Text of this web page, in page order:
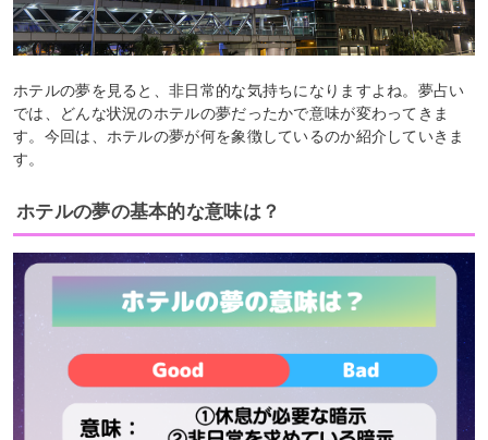
ホテルの夢を見ると、非日常的な気持ちになりますよね。夢占い
では、どんな状況のホテルの夢だったかで意味が変わってきま
す。今回は、ホテルの夢が何を象徴しているのか紹介していきま
す。
ホテルの夢の基本的な意味は？